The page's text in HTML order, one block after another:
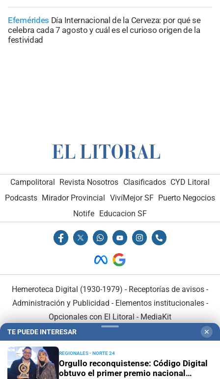
Efemérides Día Internacional de la Cerveza: por qué se
celebra cada 7 agosto y cuál es el curioso origen de la
festividad
Campolitoral Revista Nosotros Clasificados CYD Litoral
Podcasts Mirador Provincial VivíMejor SF Puerto Negocios
Notife
Educacion SF
Hemeroteca Digital (1930-1979) - Receptorías de avisos -
Administración y Publicidad - Elementos institucionales-
Opcionales con El Litoral - MediaKit
TE PUEDE INTERESAR ✕
REGIONALES - NORTE 24
Orgullo reconquistense: Código Digital
obtuvo el primer premio nacional